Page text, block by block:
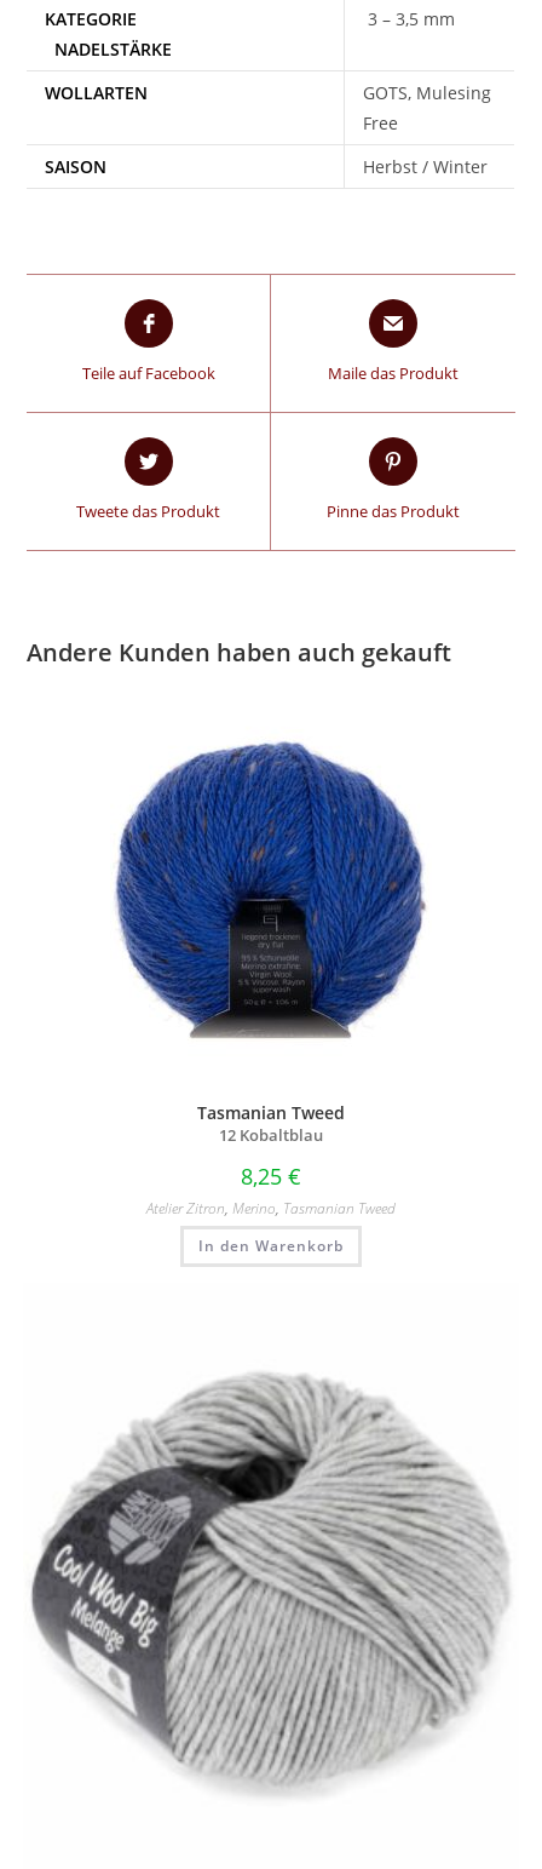
3 – 3,5 mm
WOLLARTEN
GOTS, Mulesing
Free
SAISON
Herbst / Winter
Teile auf Facebook Maile das Produkt
Tweete das Produkt Pinne das Produkt
Andere Kunden haben auch gekauft
Tasmanian Tweed
12 Kobaltblau
8,25 €
Atelier Zitron, Merino, Tasmanian Tweed
In den Warenkorb